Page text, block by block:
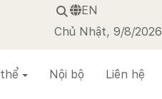
EN
Chủ Nhật, 9/8/2026
Nội bộ Liên hệ